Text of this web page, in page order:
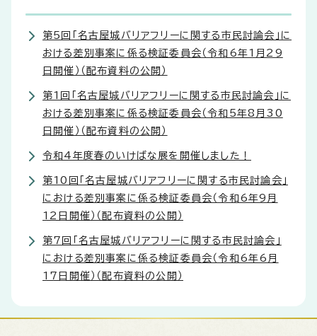
第5回「名古屋城バリアフリーに関する市民討論会」に
おける差別事案に係る検証委員会（令和6年1月29
日開催）（配布資料の公開）
第1回「名古屋城バリアフリーに関する市民討論会」に
おける差別事案に係る検証委員会（令和5年8月30
日開催）（配布資料の公開）
令和4年度春のいけばな展を開催しました！
第10回「名古屋城バリアフリーに関する市民討論会」
における差別事案に係る検証委員会（令和6年9月
12日開催）（配布資料の公開）
第7回「名古屋城バリアフリーに関する市民討論会」
における差別事案に係る検証委員会（令和6年6月
17日開催）（配布資料の公開）